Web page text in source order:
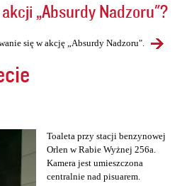
„Absurdy Nadzoru"?
się w akcję „Absurdy Nadzoru".
Toaleta przy stacji benzynowej
Orlen w Rabie Wyżnej 256a.
Kamera jest umieszczona
centralnie nad pisuarem.